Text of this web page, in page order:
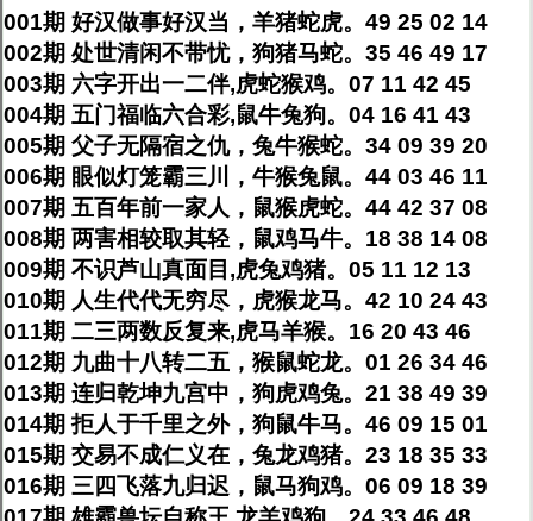
001期 好汉做事好汉当，羊猪蛇虎。49 25 02 14
002期 处世清闲不带忧，狗猪马蛇。35 46 49 17
003期 六字开出一二伴,虎蛇猴鸡。07 11 42 45
004期 五门福临六合彩,鼠牛兔狗。04 16 41 43
005期 父子无隔宿之仇，兔牛猴蛇。34 09 39 20
006期 眼似灯笼霸三川，牛猴兔鼠。44 03 46 11
007期 五百年前一家人，鼠猴虎蛇。44 42 37 08
008期 两害相较取其轻，鼠鸡马牛。18 38 14 08
009期 不识芦山真面目,虎兔鸡猪。05 11 12 13
010期 人生代代无穷尽，虎猴龙马。42 10 24 43
011期 二三两数反复来,虎马羊猴。16 20 43 46
012期 九曲十八转二五，猴鼠蛇龙。01 26 34 46
013期 连归乾坤九宫中，狗虎鸡兔。21 38 49 39
014期 拒人于千里之外，狗鼠牛马。46 09 15 01
015期 交易不成仁义在，兔龙鸡猪。23 18 35 33
016期 三四飞落九归迟，鼠马狗鸡。06 09 18 39